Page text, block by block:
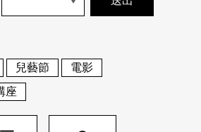
English
登入/註冊
兒藝節
電影
座